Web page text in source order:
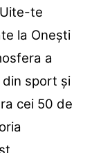
te
la Onești
a
sport și
cei 50 de